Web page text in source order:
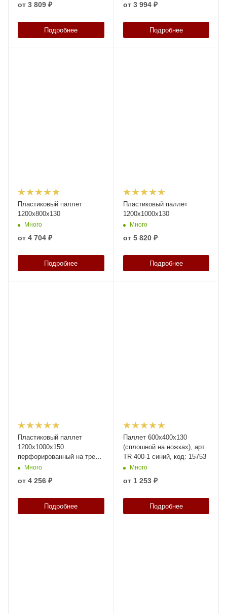
от 3 809 ₽
Подробнее
от 3 994 ₽
Подробнее
Пластиковый паллет
1200x800x130
Много
от 4 704 ₽
Подробнее
Пластиковый паллет
1200x1000x130
Много
от 5 820 ₽
Подробнее
Пластиковый паллет
1200x1000x150
перфорированный на трех
полозьях
Много
от 4 256 ₽
Подробнее
Паллет 600х400х130
(сплошной на ножках), арт.
TR 400-1 синий, код: 15753
Много
от 1 253 ₽
Подробнее